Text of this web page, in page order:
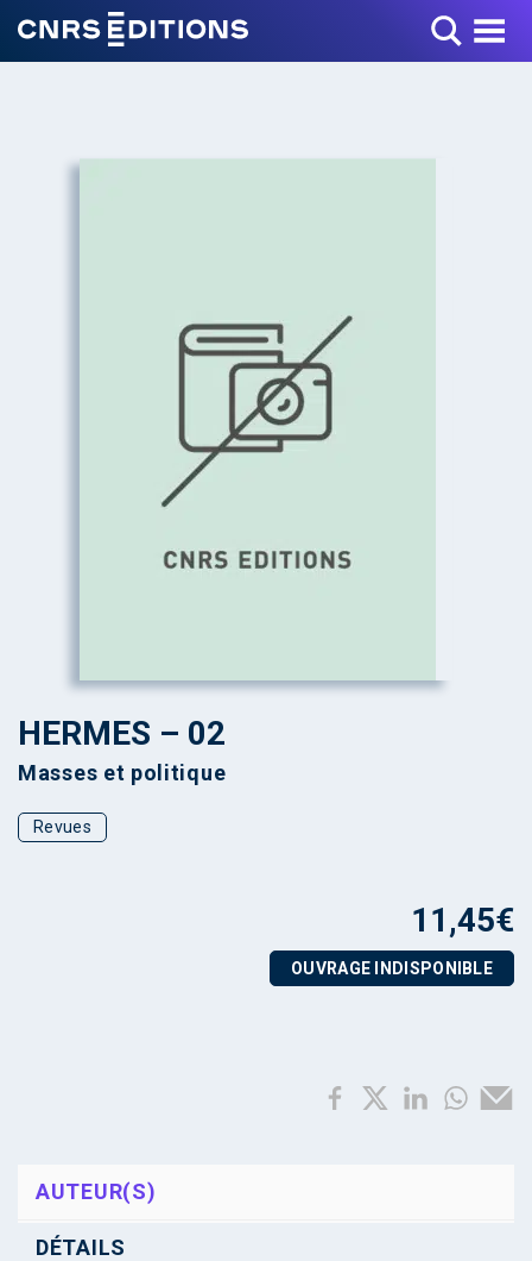
Toggle Menu
HERMES – 02
Masses et politique
Revues
11,45€
OUVRAGE INDISPONIBLE
AUTEUR(S)
DÉTAILS